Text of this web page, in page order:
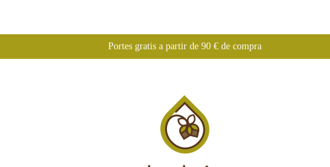
Portes gratis a partir de 90 € de compra